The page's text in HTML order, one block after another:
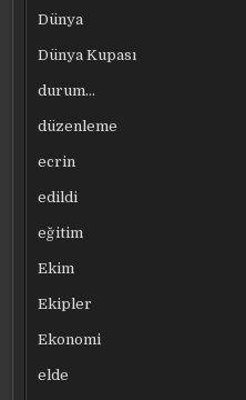
Dünya
Dünya Kupası
durum…
düzenleme
ecrin
edildi
eğitim
Ekim
Ekipler
Ekonomi
elde